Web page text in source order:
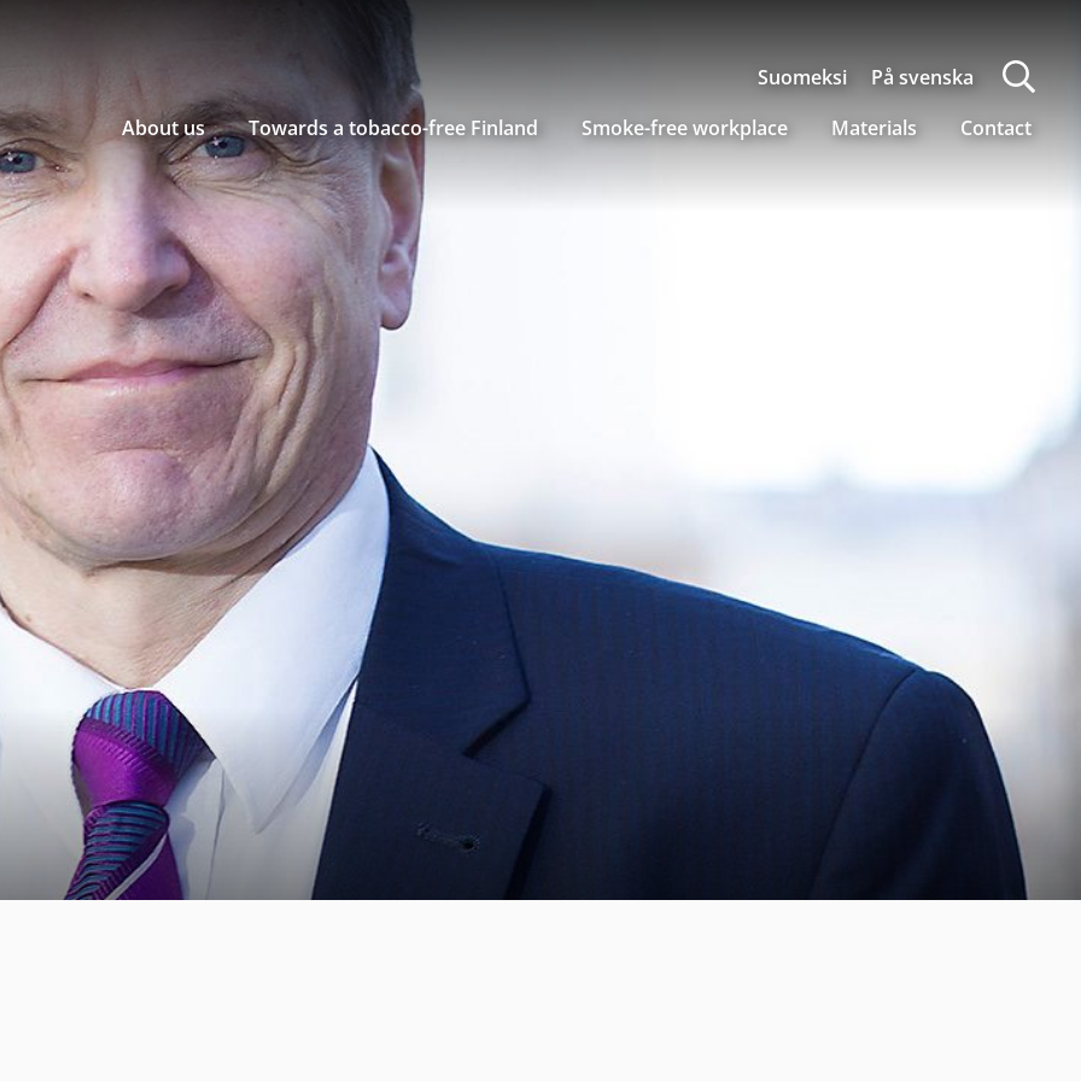
About us Towards a tobacco-free Finland Smoke-free workplace Materials Contact
Suomeksi På svenska